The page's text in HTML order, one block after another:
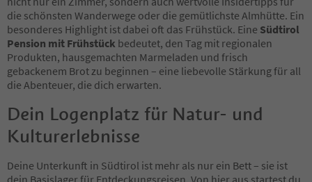
50
51
52
53
54
55
56
57
58
59
60
61
62
die schönsten Wanderwege oder die gemütlichste Almhütte. Ein
besonderes Highlight ist dabei oft das Frühstück. Eine Südtirol
Pension mit Frühstück bedeutet, den Tag mit regionalen
Produkten, hausgemachten Marmeladen und frisch
gebackenem Brot zu beginnen – eine liebevolle Stärkung für all
die Abenteuer, die dich erwarten.
Dein Logenplatz für Natur- und
Kulturerlebnisse
Deine Unterkunft in Südtirol ist mehr als nur ein Bett – sie ist
dein Basislager für Entdeckungsreisen. Von hier aus startest du